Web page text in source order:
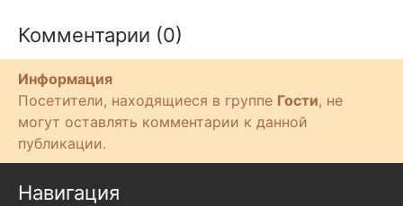
Комментарии (0)
Информация
Посетители, находящиеся в группе Гости, не
могут оставлять комментарии к данной
публикации.
Навигация